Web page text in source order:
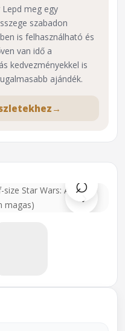
›
⌕
meg egy
szabadon
is felhasználható és
van idő a
kedvezményekkel is
ajándék.
→